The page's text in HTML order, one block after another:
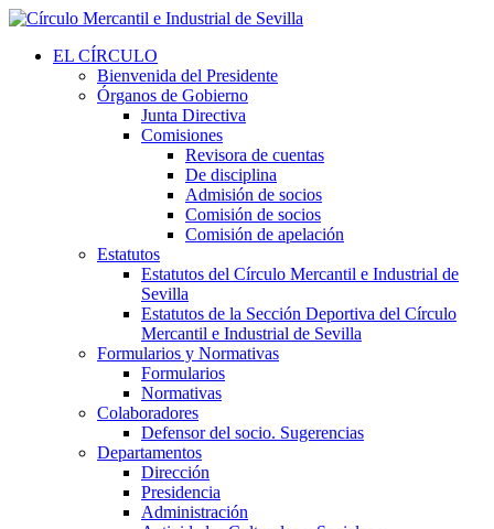
EL CÍRCULO
Bienvenida del Presidente
Órganos de Gobierno
Junta Directiva
Comisiones
Revisora de cuentas
De disciplina
Admisión de socios
Comisión de socios
Comisión de apelación
Estatutos
Estatutos del Círculo Mercantil e Industrial de
Sevilla
Estatutos de la Sección Deportiva del Círculo
Mercantil e Industrial de Sevilla
Formularios y Normativas
Formularios
Normativas
Colaboradores
Defensor del socio. Sugerencias
Departamentos
Dirección
Presidencia
Administración